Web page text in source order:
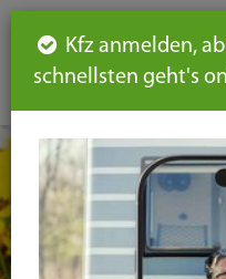
Seiteninhalt
Hauptnavigation
Seitennavigation
leichte
Sprache
Kfz anmelden,
schnellsten geht's